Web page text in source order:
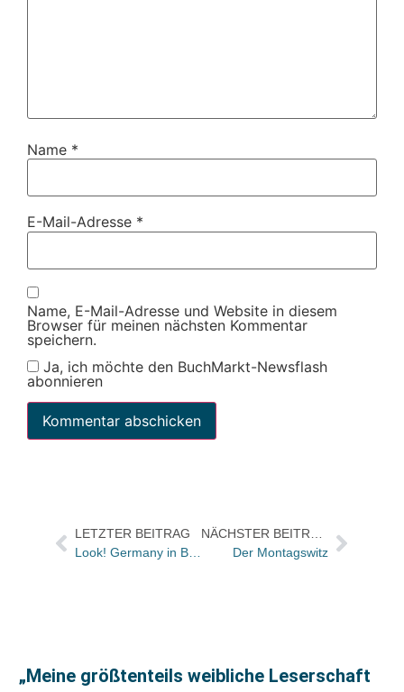
Name *
E-Mail-Adresse *
Name, E-Mail-Adresse und Website in diesem
Browser für meinen nächsten Kommentar
speichern.
Ja, ich möchte den BuchMarkt-Newsflash
abonnieren
LETZTER BEITRAG
Look! Germany in Bologna: Sybille Schenker
NÄCHSTER BEITRAG
Der Montagswitz
„Meine größtenteils weibliche Leserschaft